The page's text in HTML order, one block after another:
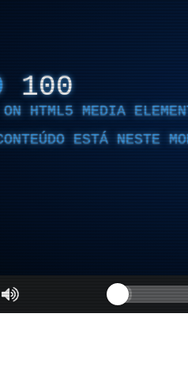
100
ON HTML5 MEDIA
ESTÁ NESTE